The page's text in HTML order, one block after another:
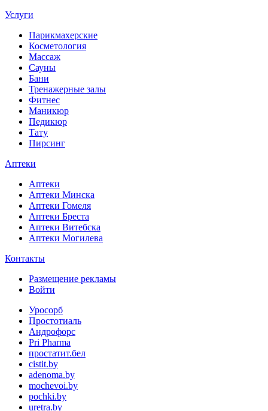
Услуги
Парикмахерские
Косметология
Массаж
Сауны
Бани
Тренажерные залы
Фитнес
Маникюр
Педикюр
Тату
Пирсинг
Аптеки
Аптеки
Аптеки Минска
Аптеки Гомеля
Аптеки Бреста
Аптеки Витебска
Аптеки Могилева
Контакты
Размещение рекламы
Войти
Уросорб
Простотиаль
Андрофорс
Pri Pharma
простатит.бел
cistit.by
adenoma.by
mochevoi.by
pochki.by
uretra.by